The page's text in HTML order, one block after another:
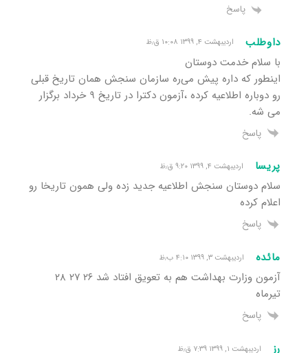
پاسخ
داوطلب اردیبهشت ۴, ۱۳۹۹ ۱۰:۰۸ ق٫ظ
با سلام خدمت دوستان
اینطور که داره پیش می‌ره سازمان سنجش همان تاریخ قبلی
رو دوباره اطلاعیه کرده ،آزمون دکترا در تاریخ ۹ خرداد برگزار
می شه.
پاسخ
پریسا اردیبهشت ۴, ۱۳۹۹ ۹:۲۰ ق٫ظ
سلام دوستان سنجش اطلاعیه جدید زده ولی همون تاریخا رو
اعلام کرده
پاسخ
مائده اردیبهشت ۳, ۱۳۹۹ ۴:۱۰ ب٫ظ
آزمون وزارت بهداشت هم به تعویق افتاد شد ۲۶ ۲۷ ۲۸
تیرماه
پاسخ
رز اردیبهشت ۱, ۱۳۹۹ ۷:۳۹ ق٫ظ